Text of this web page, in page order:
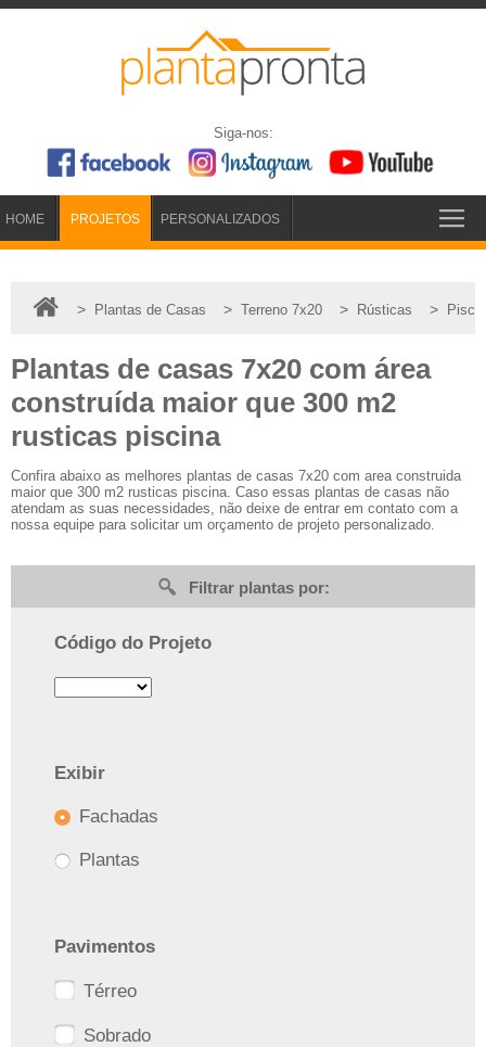
Siga-nos:
HOME PROJETOS PERSONALIZADOS
> Plantas de Casas > Terreno 7x20 > Rústicas >
Plantas de casas 7x20 com área
construída maior que 300 m2
rusticas piscina
Confira abaixo as melhores plantas de casas 7x20 com area construida
maior que 300 m2 rusticas piscina. Caso essas plantas de casas não
atendam as suas necessidades, não deixe de entrar em contato com a
nossa equipe para solicitar um orçamento de projeto personalizado.
Filtrar plantas por:
Código do Projeto
Exibir
Fachadas
Plantas
Pavimentos
Térreo
Sobrado